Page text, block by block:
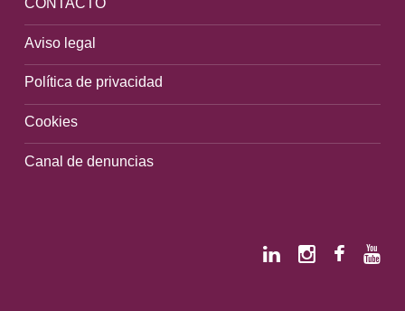
Aviso legal
Política de privacidad
Cookies
Canal de denuncias